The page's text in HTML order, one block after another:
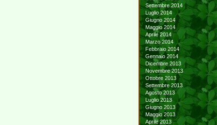
Settembre 2014
Luglio 2014
Giugno 2014
Maggio 2014
Aprile 2014
Marzo 2014
Febbraio 2014
Gennaio 2014
Dicembre 2013
Novembre 2013
Ottobre 2013
Settembre 2013
Agosto 2013
Luglio 2013
Giugno 2013
Maggio 2013
Aprile 2013